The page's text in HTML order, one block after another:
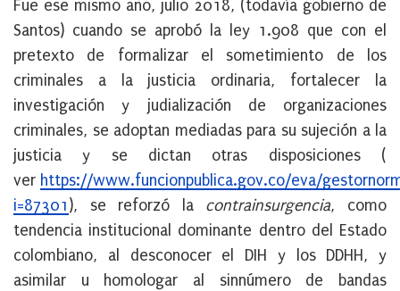
Fue ese mismo año, julio 2018, (todavía gobierno de
Santos) cuando se aprobó la ley 1.908 que con el
pretexto de formalizar el sometimiento de los
criminales a la justicia ordinaria, fortalecer la
investigación y judialización de organizaciones
criminales, se adoptan mediadas para su sujeción a la
justicia y se dictan otras disposiciones (
ver https://www.funcionpublica.gov.co/eva/
i=87301), se reforzó la contrainsurgencia, como
tendencia institucional dominante dentro del Estado
colombiano, al desconocer el DIH y los DDHH, y
asimilar u homologar al sinnúmero de bandas